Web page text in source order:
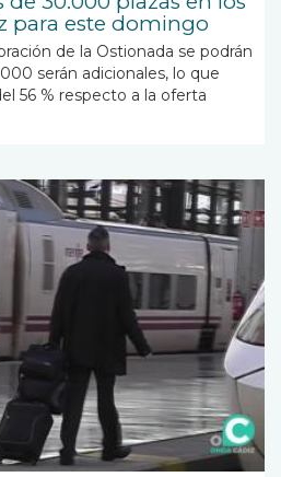
para este domingo
de la Ostionada se podrán
serán adicionales, lo que
56 % respecto a la oferta